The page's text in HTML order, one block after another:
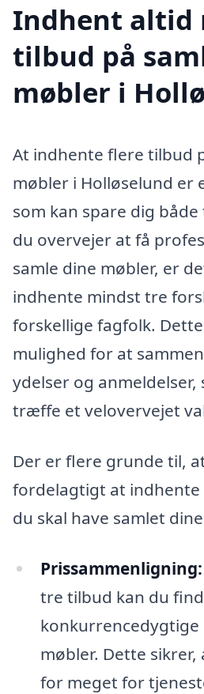
Indhent altid
tilbud på
møbler i
At indhente flere tilbud
møbler i Holløselund er
som kan spare dig
du overvejer at få
samle dine møbler, er
indhente mindst tre
forskellige fagfolk.
mulighed for at
ydelser og anmeldelser,
træffe et velovervejet
Der er flere grunde til,
fordelagtigt at
du skal have samlet
Prissammenligning:
tre tilbud kan du
konkurrencedygtige
møbler. Dette
for meget for